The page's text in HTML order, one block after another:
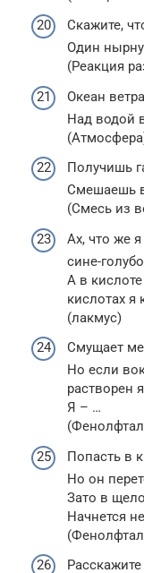
Скажите,
Один
(Реакция
Океан
Над водой
Получишь
Смешаешь
(Смесь из
Ах, что же
сине-
А в
кислотах я
(лакмус)
Смущает
Но если
растворен
Я – …
Попасть в
Но он
Зато в
Начнется